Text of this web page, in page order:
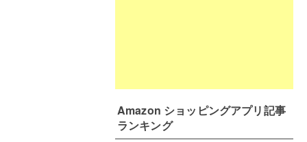
Amazon ショッピングアプリ記事
ランキング